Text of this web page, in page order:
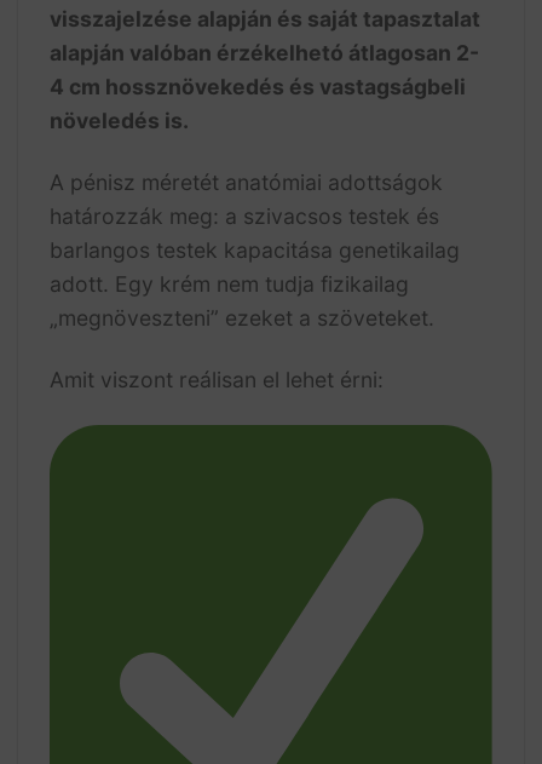
visszajelzése alapján és saját tapasztalat
alapján valóban érzékelhetó átlagosan 2-
4 cm hossznövekedés és vastagságbeli
növeledés is.
A pénisz méretét anatómiai adottságok
határozzák meg: a szivacsos testek és
barlangos testek kapacitása genetikailag
adott. Egy krém nem tudja fizikailag
„megnöveszteni” ezeket a szöveteket.
Amit viszont reálisan el lehet érni: